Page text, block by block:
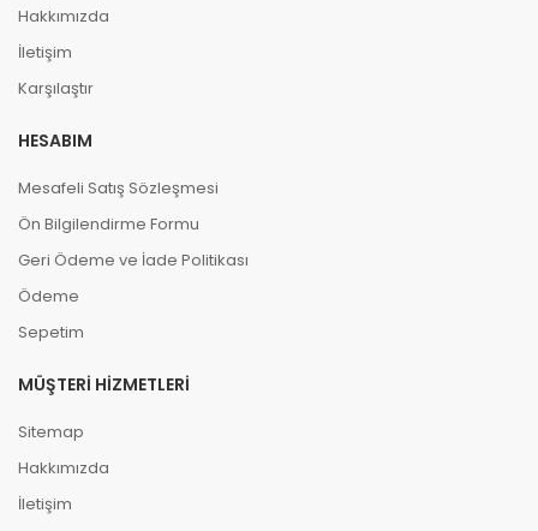
Hakkımızda
İletişim
Karşılaştır
HESABIM
Mesafeli Satış Sözleşmesi
Ön Bilgilendirme Formu
Geri Ödeme ve İade Politikası
Ödeme
Sepetim
MÜŞTERI HIZMETLERI
Sitemap
Hakkımızda
İletişim